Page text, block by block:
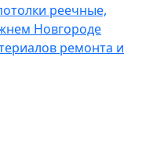
реечные,
Новгороде
ремонта и